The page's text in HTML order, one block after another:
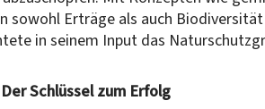
sowohl Erträge als auch
in seinem Input das
Schlüssel zum Erfolg